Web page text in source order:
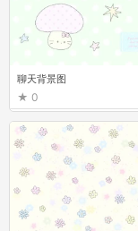
聊天背景图
0